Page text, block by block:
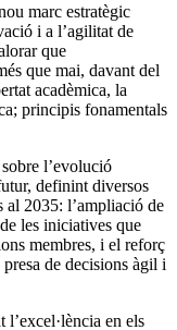
marc estratègic
i a l’agilitat de
que
que mai, davant del
acadèmica, la
principis fonamentals
l’evolució
definint diversos
al 2035: l’ampliació de
les iniciatives que
membres, i el reforç
de decisions àgil i
l’excel·lència en els